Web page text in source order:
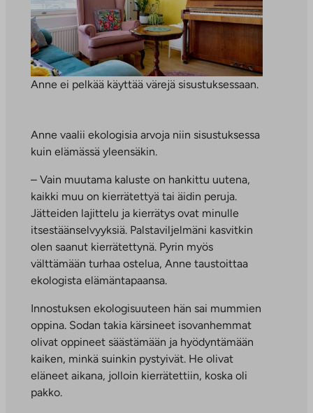
Anne ei pelkää käyttää värejä sisustuksessaan.
Anne vaalii ekologisia arvoja niin sisustuksessa
kuin elämässä yleensäkin.
– Vain muutama kaluste on hankittu uutena,
kaikki muu on kierrätettyä tai äidin peruja.
Jätteiden lajittelu ja kierrätys ovat minulle
itsestäänselvyyksiä. Palstaviljelmäni kasvitkin
olen saanut kierrätettynä. Pyrin myös
välttämään turhaa ostelua, Anne taustoittaa
ekologista elämäntapaansa.
Innostuksen ekologisuuteen hän sai mummien
oppina. Sodan takia kärsineet isovanhemmat
olivat oppineet säästämään ja hyödyntämään
kaiken, minkä suinkin pystyivät. He olivat
eläneet aikana, jolloin kierrätettiin, koska oli
pakko.